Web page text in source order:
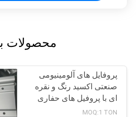
محصولات
پروفایل های آلومینیومی
صنعتی اکسید رنگ و نقره
ای با پروفیل های حفاری
CNC
MOQ:1 TON